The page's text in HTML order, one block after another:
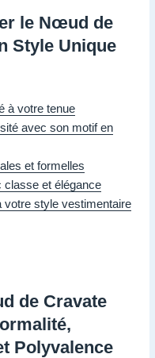
le Nœud de
Style Unique
à votre tenue
avec son motif en
et formelles
classe et élégance
votre style vestimentaire
de Cravate
Polyvalence